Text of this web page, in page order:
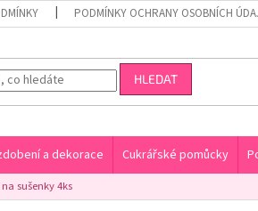
PODMÍNKY OCHRANY OSOBNÍCH
HLEDAT
a dekorace Cukrářské pomůcky
sušenky 4ks